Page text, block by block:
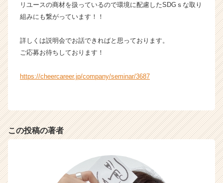
a
r
e
r）
リユースの商材を扱っているので環境に配慮したSDGｓな取り
組みにも繋がっています！！
詳しくは説明会でお話できればと思っております。
ご応募お待ちしております！
https://cheercareer.jp/company/seminar/3687
この投稿の著者